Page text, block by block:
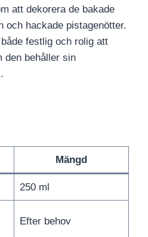
att dekorera de bakade
och hackade pistagenötter.
festlig och rolig att
den behåller sin
Mängd
250 ml
Efter behov